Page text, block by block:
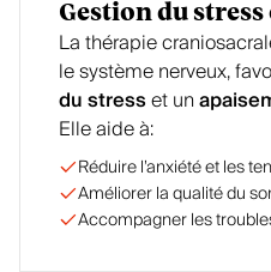
Gestion du
La thérapie
le système nerveux,
du stresset un
Elle aide à:
Réduire l’anxiété et les
Améliorer la qualité du
Accompagner les